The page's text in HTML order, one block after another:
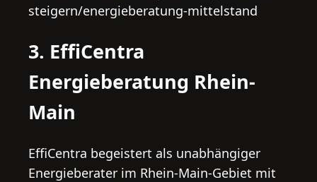
steigern/energieberatung-mittelstand
3. EffiCentra
Energieberatung Rhein-
Main
EffiCentra begeistert als unabhängiger
Energieberater im Rhein-Main-Gebiet mit